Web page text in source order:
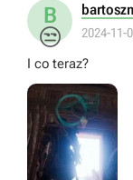
B
😒 2024-11-
I co teraz?